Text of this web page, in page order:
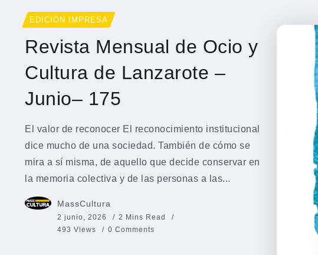
EDICIÓN IMPRESA
Revista Mensual de Ocio y
Cultura de Lanzarote –
Junio– 175
El valor de reconocer El reconocimiento institucional
dice mucho de una sociedad. También de cómo se
mira a sí misma, de aquello que decide conservar en
la memoria colectiva y de las personas a las...
MassCultura
2 junio, 2026
2 Mins Read
493 Views
0 Comments